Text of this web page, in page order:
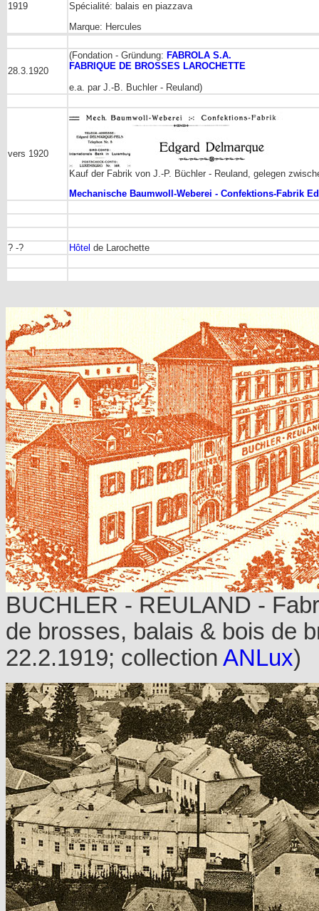
1919
Spécialité: balais en piazzava
Marque: Hercules
28.3.1920
(Fondation - Gründung: FABROLA S.A.
FABRIQUE DE BROSSES LAROCHETTE
e.a. par J.-B. Buchler - Reuland)
vers 1920
Kauf der Fabrik von J.-P. Büchler - Reuland, gelegen
Mechanische Baumwoll-Weberei - Confektions-Fabrik
? -? Hôtel de Larochette
BUCHLER - REULAND -
de brosses, balais & bois de
22.2.1919; collection ANLux)